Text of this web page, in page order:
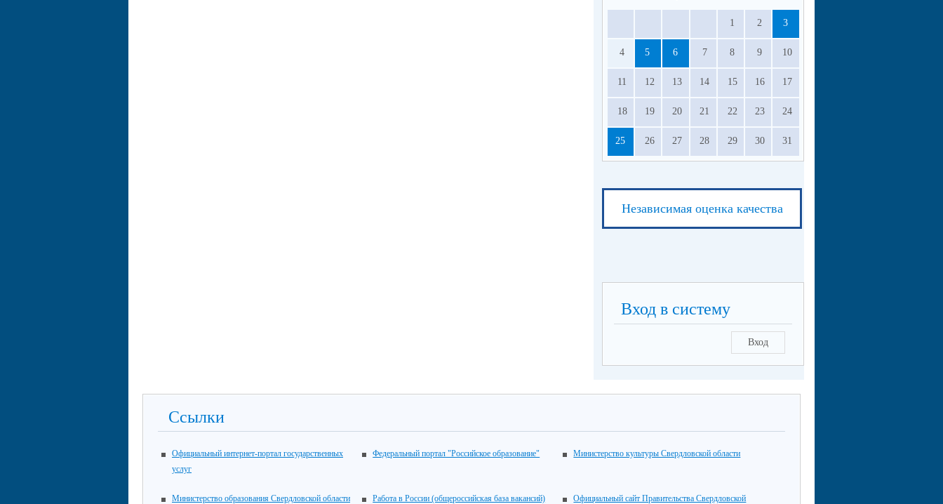
1 2 3
4 5 6 7 8 9 10
11 12 13 14 15 16 17
18 19 20 21 22 23 24
25 26 27 28 29 30 31
Независимая оценка качества
Вход в систему
Вход
Ссылки
Официальный интернет-портал государственных
услуг
Федеральный портал "Российское образование" Министерство культуры Свердловской области
Министерство образования Свердловской области Работа в России (общероссийская база вакансий)
Официальный сайт Правительства Свердловской